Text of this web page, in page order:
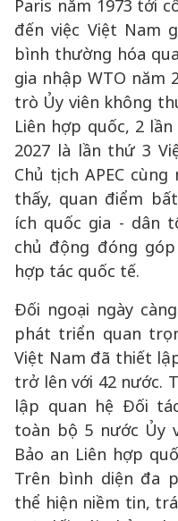
Paris năm 1973 tới
đến việc Việt Nam
bình thường hóa
gia nhập WTO năm
trò Ủy viên không
Liên hợp quốc, 2 lần
2027 là lần thứ 3
Chủ tịch APEC
thấy, quan điểm
ích quốc gia - dân
chủ động đóng
hợp tác quốc tế.
Đối ngoại ngày
phát triển quan
Việt Nam đã thiết
trở lên với 42 nước.
lập quan hệ Đối
toàn bộ 5 nước Ủy
Bảo an Liên hợp
Trên bình diện đa
thể hiện niềm tin,